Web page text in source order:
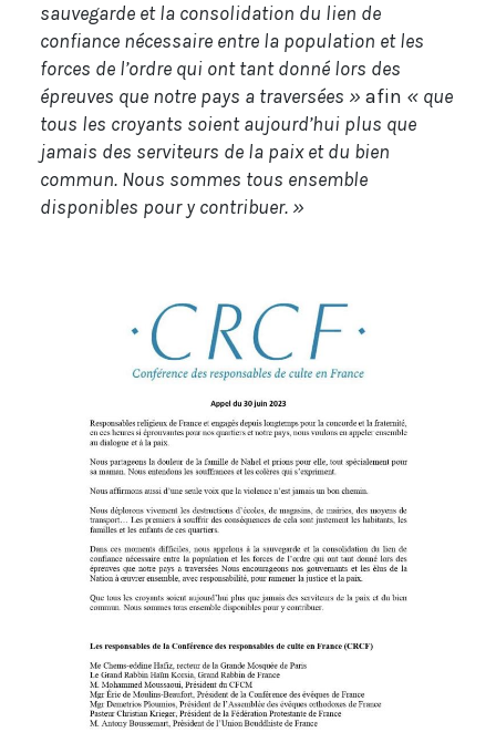
sauvegarde et la consolidation du lien de
confiance nécessaire entre la population et les
forces de l’ordre qui ont tant donné lors des
épreuves que notre pays a traversées » afin « que
tous les croyants soient aujourd’hui plus que
jamais des serviteurs de la paix et du bien
commun. Nous sommes tous ensemble
disponibles pour y contribuer. »